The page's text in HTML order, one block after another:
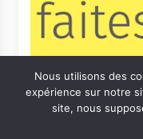
Qui sommes-
Nous utilisons des
expérience sur notre
site, nous